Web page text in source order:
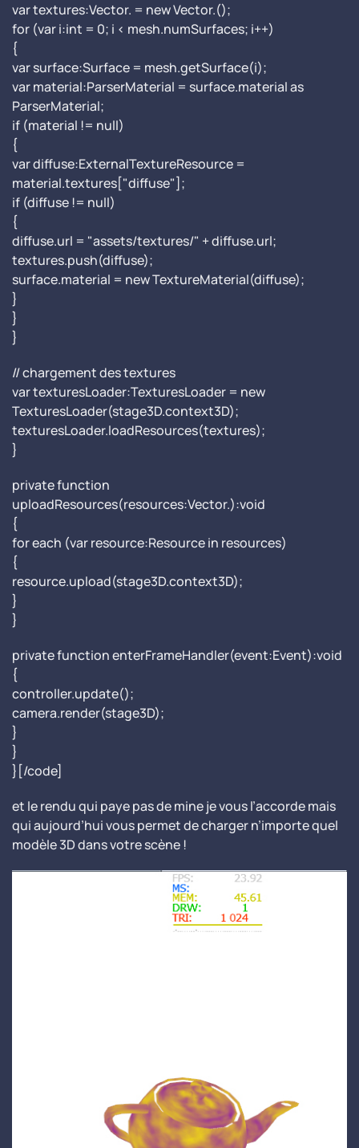
var textures:Vector. = new Vector.();
for (var i:int = 0; i < mesh.numSurfaces; i++)
{
var surface:Surface = mesh.getSurface(i);
var material:ParserMaterial = surface.material as
ParserMaterial;
if (material != null)
{
var diffuse:ExternalTextureResource =
material.textures["diffuse"];
if (diffuse != null)
{
diffuse.url = "assets/textures/" + diffuse.url;
textures.push(diffuse);
surface.material = new TextureMaterial(diffuse);
}
}
}
// chargement des textures
var texturesLoader:TexturesLoader = new
TexturesLoader(stage3D.context3D);
texturesLoader.loadResources(textures);
}
private function
uploadResources(resources:Vector.):void
{
for each (var resource:Resource in resources)
{
resource.upload(stage3D.context3D);
}
}
private function enterFrameHandler(event:Event):void
{
controller.update();
camera.render(stage3D);
}
}
}[/code]
et le rendu qui paye pas de mine je vous l’accorde mais
qui aujourd’hui vous permet de charger n’importe quel
modèle 3D dans votre scène !